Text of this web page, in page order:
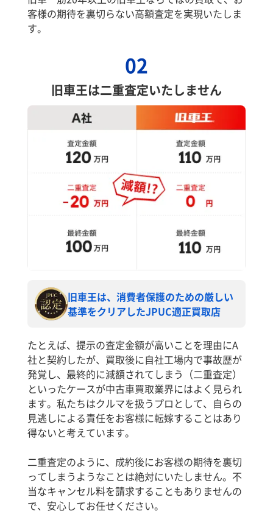
客様の期待を裏切らない高額査定を実現いたしま
す。
02
旧車王は二重査定いたしません
旧車王は、消費者保護のための厳しい
基準をクリアしたJPUC適正買取店
たとえば、提示の査定金額が高いことを理由にA
社と契約したが、買取後に自社工場内で事故歴が
発覚し、最終的に減額されてしまう（二重査定）
といったケースが中古車買取業界にはよく見られ
ます。私たちはクルマを扱うプロとして、自らの
見逃しによる責任をお客様に転嫁することはあり
得ないと考えています。
二重査定のように、成約後にお客様の期待を裏切
ってしまうようなことは絶対にいたしません。不
当なキャンセル料を請求することもありませんの
で、安心してお任せください。